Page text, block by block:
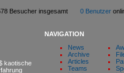
Besucher insgesamt 0 Benutzer
kaotische
NAVIGATION
News
Archive
Articles
Teams